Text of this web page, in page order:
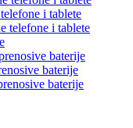
i tablete
telefone i tablete
baterije
baterije
baterije